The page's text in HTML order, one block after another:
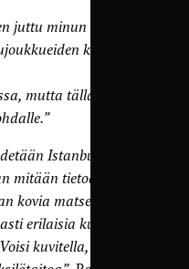
juttu minun urallani.
kanssa
mutta tällaista ei
Istanbuliin.
mitään tietoa, mutta
kovia matseja.
erilaisia kuin mihin
kuvitella, että